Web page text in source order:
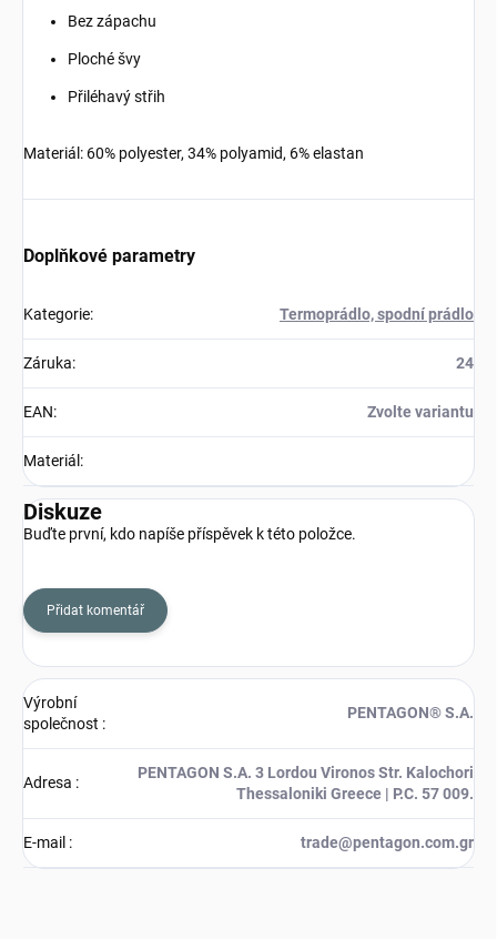
Bez zápachu
Ploché švy
Přiléhavý střih
Materiál: 60% polyester, 34% polyamid, 6% elastan
Doplňkové parametry
Kategorie: Termoprádlo, spodní prádlo
Záruka: 24
EAN: Zvolte variantu
Materiál :
Diskuze
Buďte první, kdo napíše příspěvek k této položce.
Přidat komentář
Výrobní
společnost :
PENTAGON® S.A.
Adresa :
PENTAGON S.A. 3 Lordou Vironos Str. Kalochori
Thessaloniki Greece | P.C. 57 009.
E-mail : trade@pentagon.com.gr